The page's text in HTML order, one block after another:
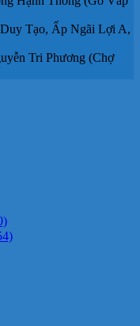
Tạo, Ấp Ngãi Lợi A,
Tri Phương (Chợ